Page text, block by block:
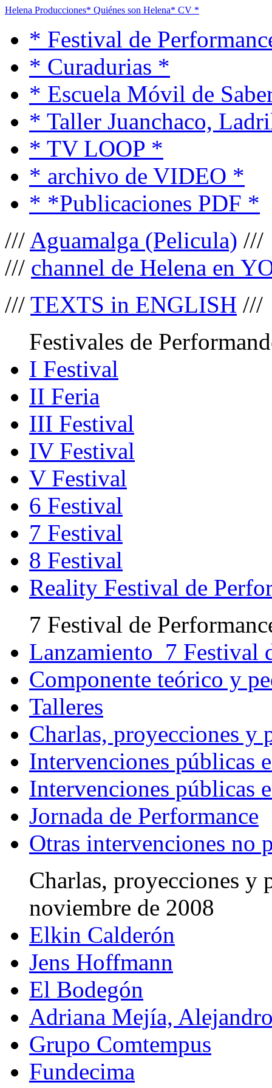
Helena Producciones* Quiénes son Helena* CV *
* Festival de
* Curadurias *
* Escuela Móvil de
* Taller Juanchaco,
* TV LOOP *
* archivo de VIDEO *
* *Publicaciones PDF *
/// Aguamalga (Pelicula) ///
/// channel de Helena en
/// TEXTS in ENGLISH ///
Festivales de
I Festival
II Feria
III Festival
IV Festival
V Festival
6 Festival
7 Festival
8 Festival
Reality Festival de
7 Festival de
Lanzamiento 7 Festival
Componente teórico y
Talleres
Charlas, proyecciones y
Intervenciones públicas
Intervenciones públicas
Jornada de Performance
Otras intervenciones no
Charlas, proyecciones y
noviembre de 2008
Elkin Calderón
Jens Hoffmann
El Bodegón
Adriana Mejía,
Grupo Comtempus
Fundecima